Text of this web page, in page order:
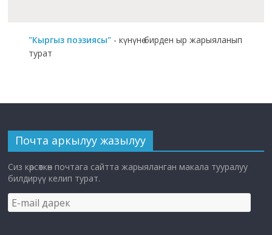
"Кыргыз поэзиясы" - күнүнө бирден ыр жарыяланып
турат
Почта аркылуу жазылуу
Сиз көрсөткөн почтага сайтта жарыяланган макала тууралуу
билдирүү келип турат.
E-
mail